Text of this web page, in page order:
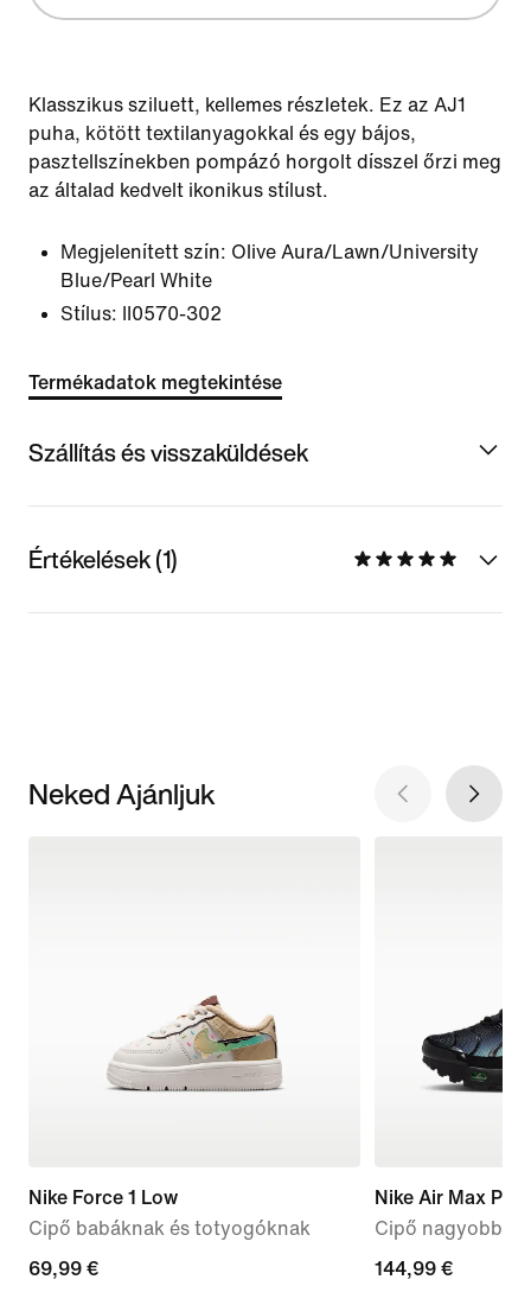
Klasszikus sziluett, kellemes részletek. Ez az AJ1
puha, kötött textilanyagokkal és egy bájos,
pasztellszínekben pompázó horgolt dísszel őrzi meg
az általad kedvelt ikonikus stílust.
Megjelenített szín: Olive Aura/Lawn/University
Blue/Pearl White
Stílus:
II0570-302
Termékadatok megtekintése
Szállítás és visszaküldések
Értékelések (1)
Neked Ajánljuk
Nike Force 1 Low
Cipő babáknak és totyogóknak
69,99
69,99 €
Nike Air Max Plus
Cipő nagyobb
144,99
144,99 €